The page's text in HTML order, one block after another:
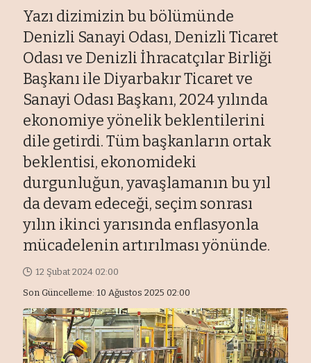
Yazı dizimizin bu bölümünde
Denizli Sanayi Odası, Denizli Ticaret
Odası ve Denizli İhracatçılar Birliği
Başkanı ile Diyarbakır Ticaret ve
Sanayi Odası Başkanı, 2024 yılında
ekonomiye yönelik beklentilerini
dile getirdi. Tüm başkanların ortak
beklentisi, ekonomideki
durgunluğun, yavaşlamanın bu yıl
da devam edeceği, seçim sonrası
yılın ikinci yarısında enflasyonla
mücadelenin artırılması yönünde.
Son Güncelleme: 10 Ağustos 2025 02:00
12 Şubat 2024 02:00